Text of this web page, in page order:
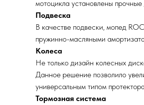
мотоцикла установлены
Подвеска
В качестве подвески, мопед
пружинно-масляными
Колеса
Не только дизайн колесных
Данное решение позволило
универсальным типом
Тормозная система